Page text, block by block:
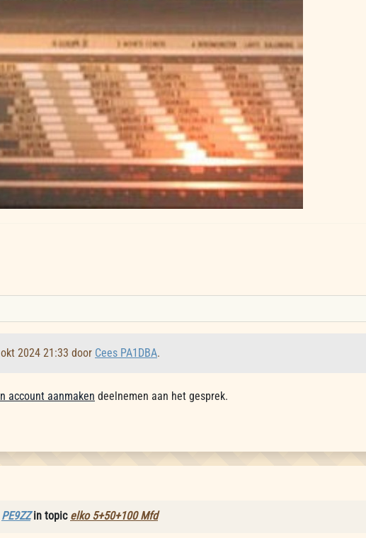
2024 21:33 door Cees PA1DBA.
account aanmaken deelnemen aan het gesprek.
PE9ZZin topic elko 5+50+100 Mfd